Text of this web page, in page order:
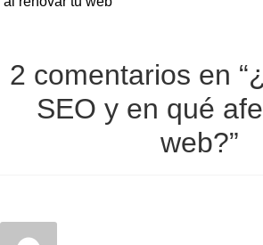
entradas
2 comentarios en “
SEO y en qué
web?”